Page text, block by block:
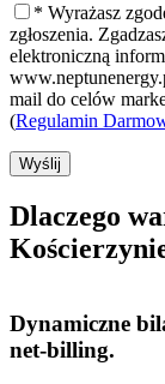
* Wyrażasz
zgłoszenia.
elektroniczną
mail do celów
(Regulamin
Wyślij
Dlaczego
Dynamiczne
net-billing.